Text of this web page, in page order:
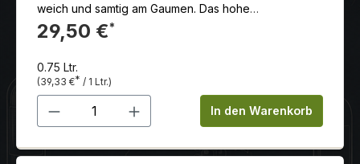
weich und samtig am Gaumen. Das hohe
Alkoholvolumen offenbart die außergewöhnliche
Wärme des Terroirs Apuliens und unterstützt
Wein.
29,50 €*
0.75 Ltr.
(39,33 €* / 1 Ltr.)
Produkt Anzahl: Gib denIn den Warenkorb